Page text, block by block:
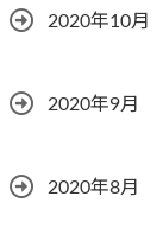
2020年10月
2020年9月
2020年8月